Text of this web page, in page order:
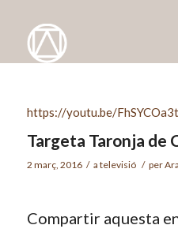
https://youtu.be/
Targeta Taronja de
2 març, 2016 / a televisió / per
Compartir aquesta